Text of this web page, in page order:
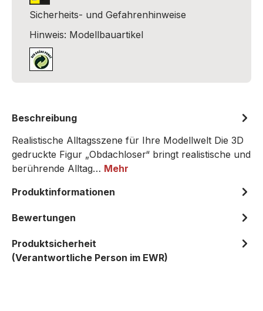
Sicherheits- und Gefahrenhinweise
Hinweis: Modellbauartikel
Beschreibung
Realistische Alltagsszene für Ihre Modellwelt Die 3D
gedruckte Figur „Obdachloser“ bringt realistische und
berührende Alltag… Mehr
Produktinformationen
Bewertungen
Produktsicherheit
(Verantwortliche Person im EWR)